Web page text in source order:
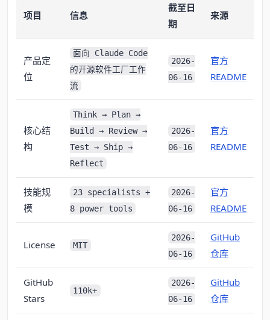
项目 信息
截至日
期
来源
产品定
位
面向 Claude Code
的开源软件工厂工作
流
2026-
06-16
官方
README
核心结
构
Think → Plan →
Build → Review →
Test → Ship →
Reflect
2026-
06-16
官方
README
技能规
模
23 specialists +
8 power tools
2026-
06-16
官方
README
License MIT
2026-
06-16
GitHub
仓库
GitHub
Stars
110k+
2026-
06-16
GitHub
仓库